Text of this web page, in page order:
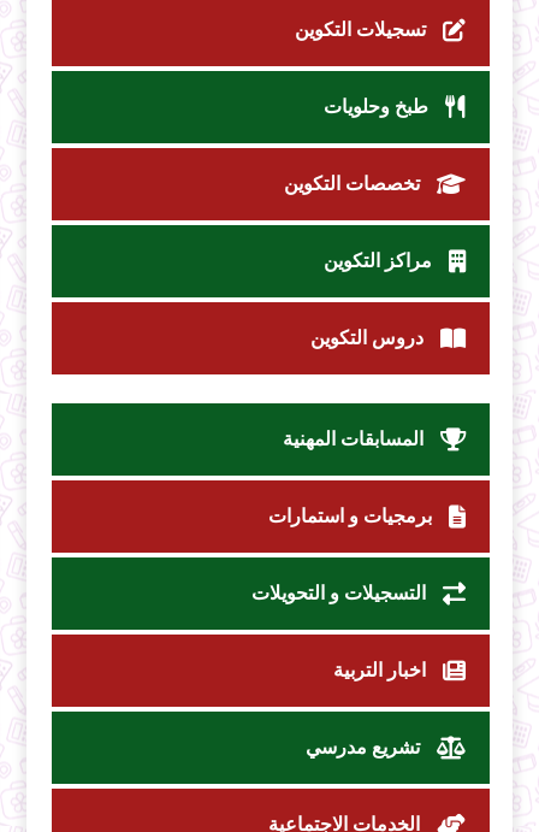
تسجيلات التكوين
طبخ وحلويات
تخصصات التكوين
مراكز التكوين
دروس التكوين
المسابقات المهنية
برمجيات و استمارات
التسجيلات و التحويلات
اخبار التربية
تشريع مدرسي
الخدمات الاجتماعية